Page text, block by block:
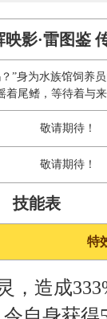
影·雷图鉴
”身为水族馆饲养
着尾鳍，等待着与
敬请期待！
敬请期待！
技能表
特
，造成